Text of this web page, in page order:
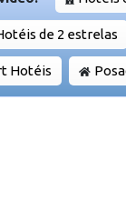
de 2 estrelas
Hotéis